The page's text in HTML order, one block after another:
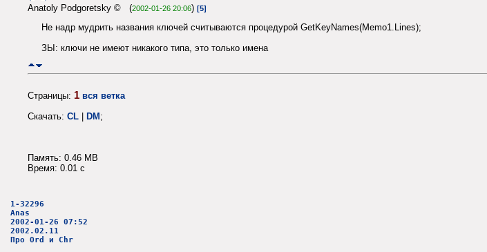
Anatoly Podgoretsky © (2002-01-26 20:06) [5]
Не надр мудрить названия ключей считываются процедурой GetKeyNames(Memo1.Lines);
ЗЫ: ключи не имеют никакого типа, это только имена
Страницы: 1 вся ветка
Скачать: CL | DM;
Память: 0.46 MB
Время: 0.01 c
1-32296
Anas
2002-01-26 07:52
2002.02.11
Про Ord и Chr